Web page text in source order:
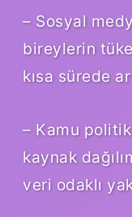
– Sosyal
bireylerin
kısa sürede
– Kamu
kaynak
veri odaklı